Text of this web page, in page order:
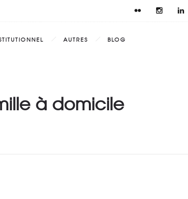
AUTRES
BLOG
à domicile